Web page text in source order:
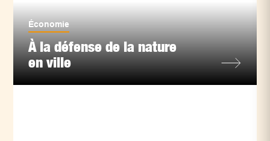
Économie
À la défense de la nature
en ville